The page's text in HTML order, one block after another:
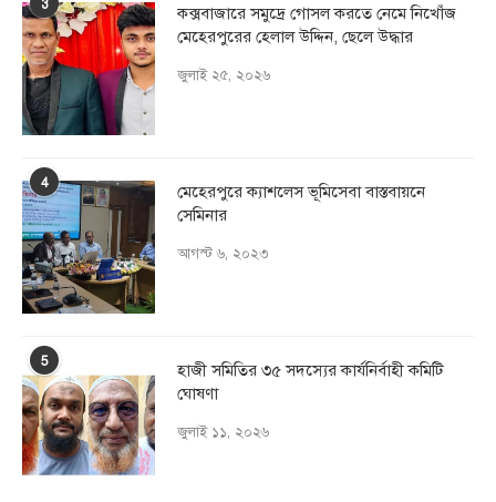
3
কক্সবাজারে সমুদ্রে গোসল করতে নেমে নিখোঁজ
মেহেরপুরের হেলাল উদ্দিন, ছেলে উদ্ধার
জুলাই ২৫, ২০২৬
4
মেহেরপুরে ক্যাশলেস ভূমিসেবা বাস্তবায়নে
সেমিনার
আগস্ট ৬, ২০২৩
5
হাজী সমিতির ৩৫ সদস্যের কার্যনির্বাহী কমিটি
ঘোষণা
জুলাই ১১, ২০২৬